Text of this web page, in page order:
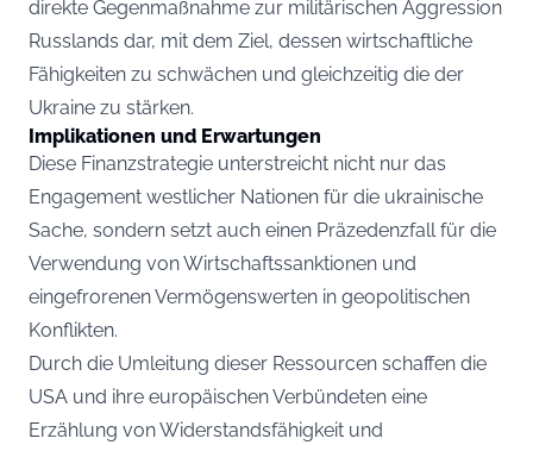
direkte Gegenmaßnahme zur militärischen Aggression
Russlands dar, mit dem Ziel, dessen wirtschaftliche
Fähigkeiten zu schwächen und gleichzeitig die der
Ukraine zu stärken.
Implikationen und Erwartungen
Diese Finanzstrategie unterstreicht nicht nur das
Engagement westlicher Nationen für die ukrainische
Sache, sondern setzt auch einen Präzedenzfall für die
Verwendung von Wirtschaftssanktionen und
eingefrorenen Vermögenswerten in geopolitischen
Konflikten.
Durch die Umleitung dieser Ressourcen schaffen die
USA und ihre europäischen Verbündeten eine
Erzählung von Widerstandsfähigkeit und